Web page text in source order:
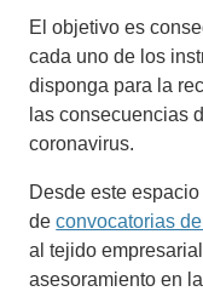
El objetivo es
cada uno de los
disponga para la
las consecuencias
coronavirus.
Desde este
deconvocatorias
al tejido
asesoramiento en